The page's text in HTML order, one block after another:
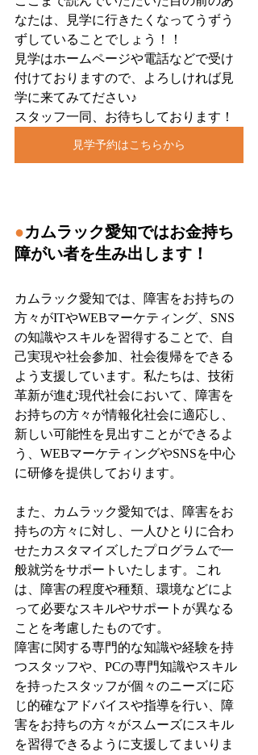
なたは、見学に行きたくなってうずう
ずしていることでしょう！！
見学はホームページや電話などで受け
付けておりますので、よろしければ見
学に来てみてださい♪
スタッフ一同、お待ちしております！
見学予約はこちらから
●カムラック愛知ではお金持ち
障がい者を生み出します！
カムラック愛知では、障害をお持ちの
方々がITやWEBマーケティング、SNS
の知識やスキルを習得することで、自
己実現や社会参加、社会復帰をできる
よう支援しています。私たちは、技術
革新が進む現代社会において、障害を
お持ちの方々が情報化社会に適応し、
新しい可能性を見出すことができるよ
う、WEBマーケティングやSNSを中心
に研修を提供しております。
また、カムラック愛知では、障害をお
持ちの方々に対し、一人ひとりに合わ
せたカスタマイズしたプログラムで一
般就労をサポートいたします。これ
は、障害の程度や種類、環境などによ
って必要なスキルやサポートが異なる
ことを考慮したものです。
障害に関する専門的な知識や経験を持
つスタッフや、PCの専門知識やスキル
を持ったスタッフが個々のニーズに応
じ的確なアドバイスや指導を行い、障
害をお持ちの方々がスムーズにスキル
を習得できるように支援してまいりま